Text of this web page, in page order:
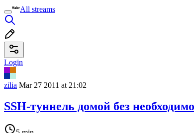
All streams
Login
zilia Mar 27 2011 at 21:02
SSH-туннель домой без